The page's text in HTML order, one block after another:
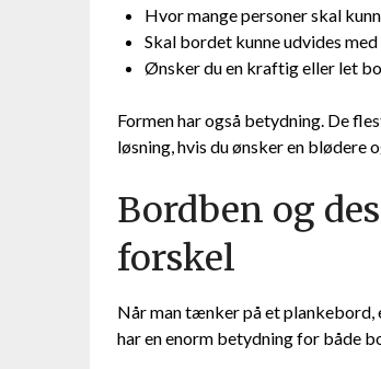
Hvor mange personer skal
Skal bordet kunne udvides
Ønsker du en kraftig eller let
Formen har også betydning. De
løsning, hvis du ønsker en blødere
Bordben og
forskel
Når man tænker på et
har en enorm betydning for både